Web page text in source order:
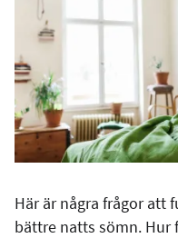
Här är några frågor att
bättre natts sömn. Hur